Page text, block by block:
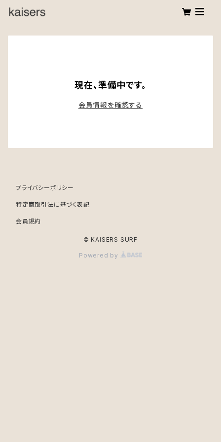
現在、準備中です。
会員情報を確認する
プライバシーポリシー
特定商取引法に基づく表記
会員規約
© KAISERS SURF
Powered by